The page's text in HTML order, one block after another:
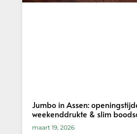
Jumbo in Assen:
weekenddrukte & slim
maart 19, 2026